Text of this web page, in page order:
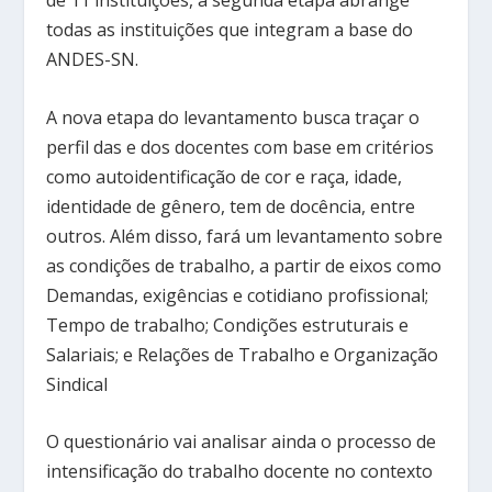
todas as instituições que integram a base do
ANDES-SN.
A nova etapa do levantamento busca traçar o
perfil das e dos docentes com base em critérios
como autoidentificação de cor e raça, idade,
identidade de gênero, tem de docência, entre
outros. Além disso, fará um levantamento sobre
as condições de trabalho, a partir de eixos como
Demandas, exigências e cotidiano profissional;
Tempo de trabalho; Condições estruturais e
Salariais; e Relações de Trabalho e Organização
Sindical
O questionário vai analisar ainda o processo de
intensificação do trabalho docente no contexto